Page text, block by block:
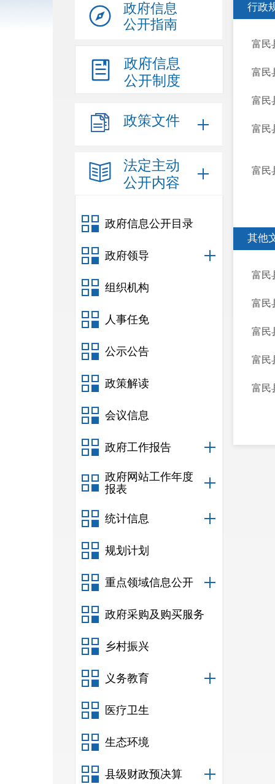
政府信息
公开指南
政府信息
公开制度
政策文件
法定主动
公开内容
政府信息公开目录
政府领导
组织机构
人事任免
公示公告
政策解读
会议信息
政府工作报告
政府网站工作年度
报表
统计信息
规划计划
重点领域信息公开
政府采购及购买服务
乡村振兴
义务教育
医疗卫生
生态环境
县级财政预决算
行政
富民
富民
富民
富民
富民
其他
富民
富民
富民
富民
富民